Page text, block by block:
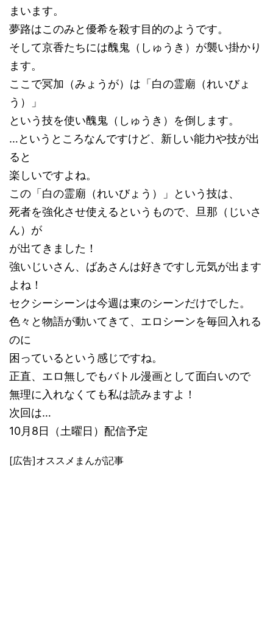
まいます。
夢路はこのみと優希を殺す目的のようです。
そして京香たちには醜鬼（しゅうき）が襲い掛かり
ます。
ここで冥加（みょうが）は「白の霊廟（れいびょ
う）」
という技を使い醜鬼（しゅうき）を倒します。
…というところなんですけど、新しい能力や技が出
ると
楽しいですよね。
この「白の霊廟（れいびょう）」という技は、
死者を強化させ使えるというもので、旦那（じいさ
ん）が
が出てきました！
強いじいさん、ばあさんは好きですし元気が出ます
よね！
セクシーシーンは今週は東のシーンだけでした。
色々と物語が動いてきて、エロシーンを毎回入れる
のに
困っているという感じですね。
正直、エロ無しでもバトル漫画として面白いので
無理に入れなくても私は読みますよ！
次回は…
10月8日（土曜日）配信予定
[広告]オススメまんが記事